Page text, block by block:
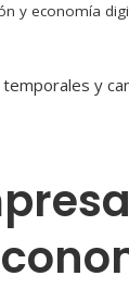
y economía